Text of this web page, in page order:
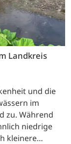
Landkreis
und die
im
zu. Während
niedrige
kleinere…